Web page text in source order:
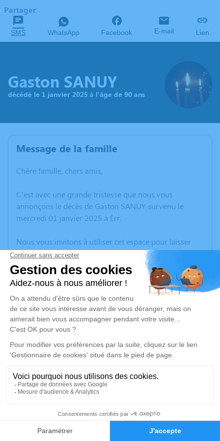
Faire-part Hommages
Partager
SMS WhatsApp Facebook E-mail Lien
Gaston SANUY
décédé le 1 janvier 2025 à l'âge de 90 ans
Message de la famille
Chère famille, chers amis,
C’est avec une grande tristesse que nous vous
annonçons le décès de Gaston SANUY survenu le
mercredi 01 janvier 2025 à Err.
Nous vous invitons à utiliser cet espace pour laisser
vos condoléances, partager des photos souvenirs, une
anecdote ou exprimer vos pensées à travers des
poèmes ou des textes. Cet endroit est un lieu
d'expression dédié à honorer la mémoire de Gaston
SANUY.
Un service de plantation d’arbre hommage est
disponible ici.
Je rends hommage
Cérémonie religieuse
66340